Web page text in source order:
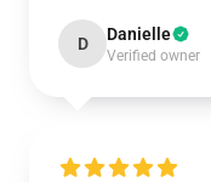
D Danielle
Verified owner